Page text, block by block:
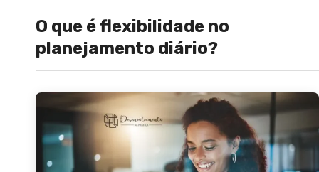
O que é flexibilidade no
planejamento diário?